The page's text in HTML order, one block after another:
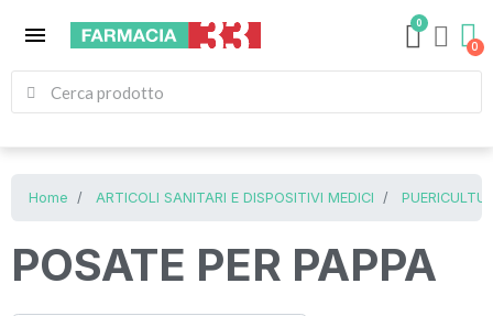
menu 0
Home ARTICOLI SANITARI E DISPOSITIVI MEDICI
POSATE PER PAPPA